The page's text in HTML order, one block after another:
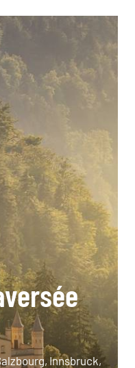
Innsbruck,